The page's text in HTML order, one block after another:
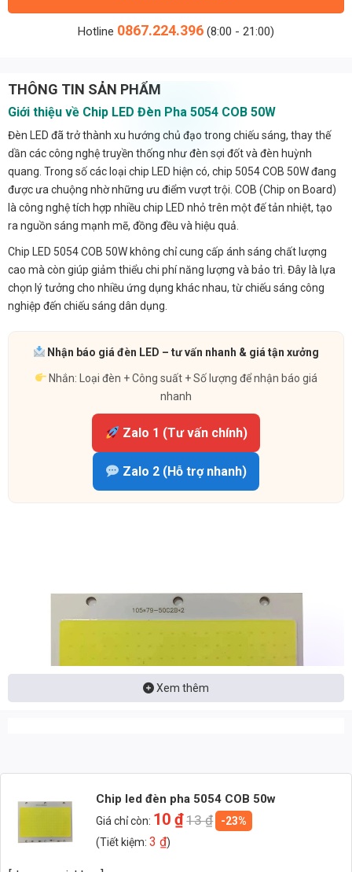
Hotline 0867.224.396 (8:00 - 21:00)
THÔNG TIN SẢN PHẨM
Giới thiệu về Chip LED Đèn Pha 5054 COB 50W
Đèn LED đã trở thành xu hướng chủ đạo trong chiếu sáng, thay thế
dần các công nghệ truyền thống như đèn sợi đốt và đèn huỳnh
quang. Trong số các loại chip LED hiện có, chip 5054 COB 50W đang
được ưa chuộng nhờ những ưu điểm vượt trội. COB (Chip on Board)
là công nghệ tích hợp nhiều chip LED nhỏ trên một đế tản nhiệt, tạo
ra nguồn sáng mạnh mẽ, đồng đều và hiệu quả.
Chip LED 5054 COB 50W không chỉ cung cấp ánh sáng chất lượng
cao mà còn giúp giảm thiểu chi phí năng lượng và bảo trì. Đây là lựa
chọn lý tưởng cho nhiều ứng dụng khác nhau, từ chiếu sáng công
nghiệp đến chiếu sáng dân dụng.
Nhận báo giá đèn LED – tư vấn nhanh & giá tận xưởng
Nhắn: Loại đèn + Công suất + Số lượng để nhận báo giá
nhanh
Zalo 1 (Tư vấn chính)
Zalo 2 (Hỗ trợ nhanh)
Xem thêm
Chip led đèn pha 5054 COB 50w
Giá chỉ còn: 10₫13₫
-23%
(Tiết kiệm:3₫)